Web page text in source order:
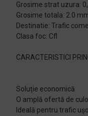
Grosime strat uzura:
Grosime totala: 2.0
Destinatie: Trafic
Clasa foc: Cfl
CARACTERISTICI
Soluție economică
O amplă ofertă de
Ideală pentru trafic